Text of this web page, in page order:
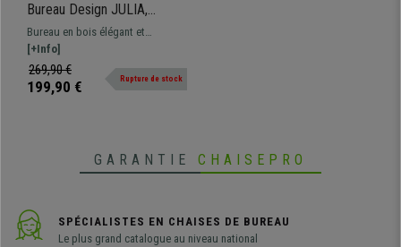
Bureau Design JULIA,
Modulable, Dimensions
75x130x60cm, en Bois,
Blanc
Bureau en bois élégant et
fonctionnel, le JULIA présente un
design exclusif qui apportera une
touche unique à votre espace !
[+Info]
269,90 €
199,90 € Rupture de stock
GARANTIE CHAISEPRO
SPÉCIALISTES EN CHAISES DE BUREAU
Le plus grand catalogue au niveau national